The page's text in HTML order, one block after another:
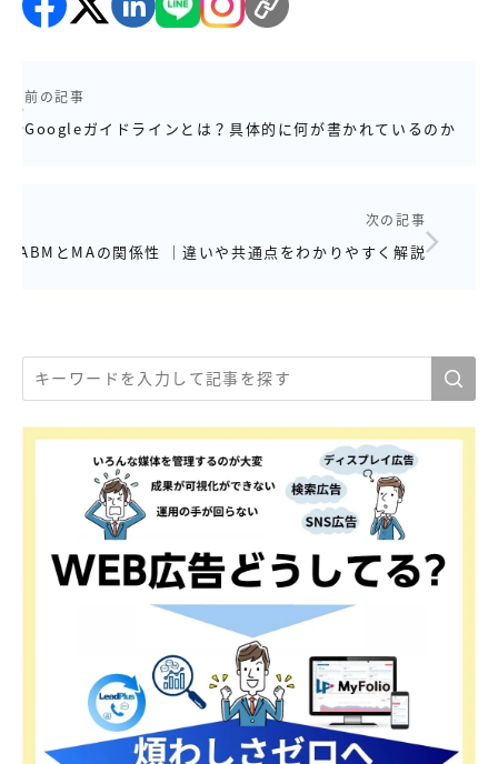
前の記事
Googleガイドラインとは？具体的に何が書かれているのか
次の記事
ABMとMAの関係性 ｜違いや共通点をわかりやすく解説